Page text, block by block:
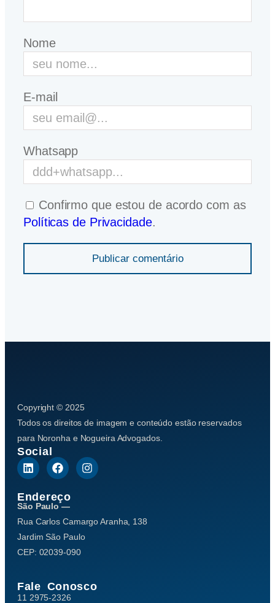
Nome
E-mail
Whatsapp
Confirmo que estou de acordo com as
Políticas de Privacidade.
Publicar comentário
Copyright © 2025
Todos os direitos de imagem e conteúdo estão reservados
para Noronha e Nogueira Advogados.
Social
Endereço
São Paulo —
Rua Carlos Camargo Aranha, 138
Jardim São Paulo
CEP: 02039-090
Fale Conosco
11 2975-2326